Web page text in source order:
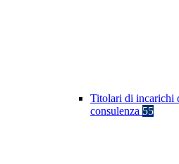
Titolari di incarichi
consulenza 55